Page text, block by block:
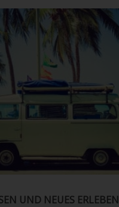
UND NEUES ERLEBEN